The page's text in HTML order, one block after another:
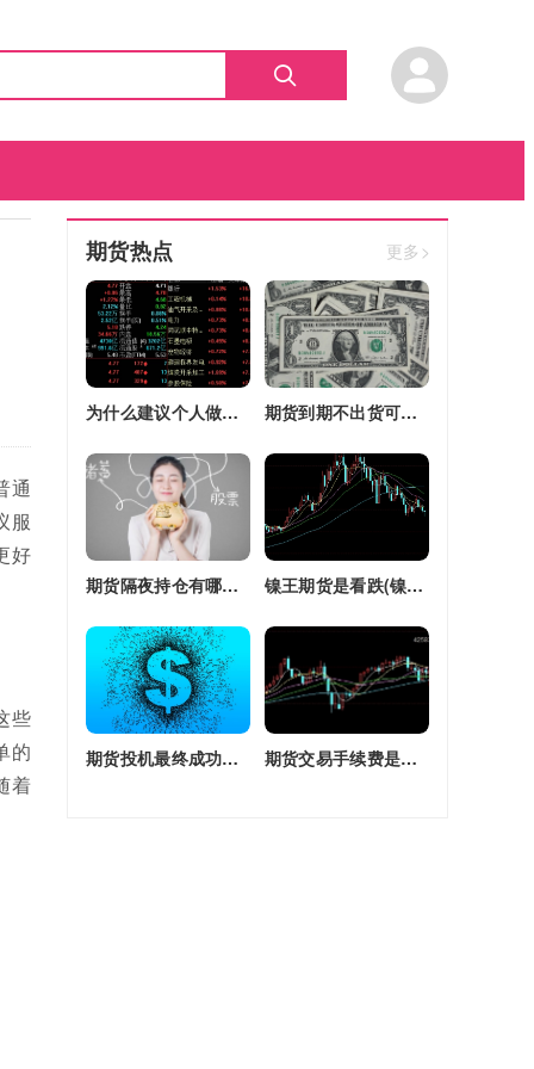
通
服
好
些
的
着
期货热点 更多>
为什么建议个人做期货(为什么建议个人做期货交易) 期货到期不出货可以转平仓吗吗(期货如果到期不平仓怎么办)
期货隔夜持仓有哪些(期货隔夜持仓有哪些风险) 镍王期货是看跌(镍王期货是看跌还是看涨)
期货投机最终成功率(期货投机最终成功率是多少) 期货交易手续费是单边还是双边收(期货交易手续费是单边还是双边收费)